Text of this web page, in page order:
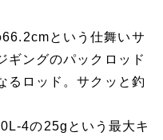
という仕舞いサ
ギングのパックロッド
るロッド。サクッと釣
4の25gという最大キ